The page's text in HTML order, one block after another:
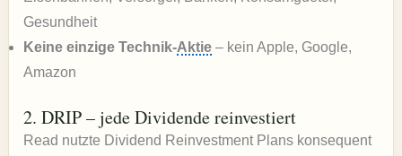
Gesundheit
Keine einzige Technik-Aktie– kein Apple, Google,
Amazon
2. DRIP – jede Dividende reinvestiert
Read nutzte Dividend Reinvestment Plans konsequent